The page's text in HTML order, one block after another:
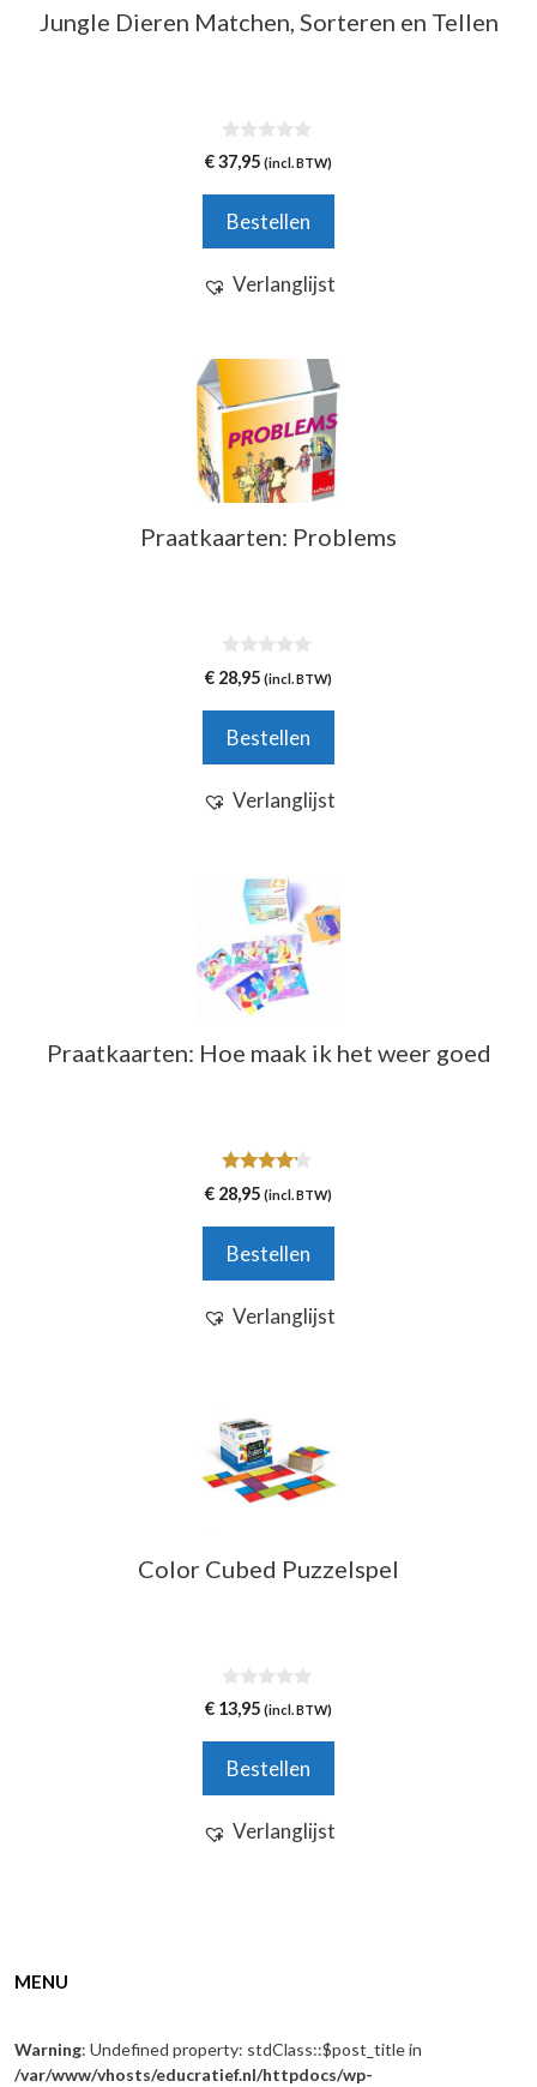
Jungle Dieren Matchen, Sorteren en Tellen
0
v
5
€37,95 (incl. BTW)
Bestellen
Verlanglijst
Praatkaarten: Problems
0
v
5
€ 28,95 (incl. BTW)
Bestellen
Verlanglijst
Praatkaarten: Hoe maak ik het weer goed
4.00
van 5
€ 28,95 (incl. BTW)
Bestellen
Verlanglijst
Color Cubed Puzzelspel
0
v
5
€ 13,95 (incl. BTW)
Bestellen
Verlanglijst
MENU
Warning: Undefined property: stdClass::$post_title in
/var/www/vhosts/educratief.nl/httpdocs/wp-